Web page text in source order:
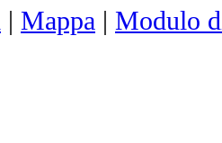
| Mappa | Modulo